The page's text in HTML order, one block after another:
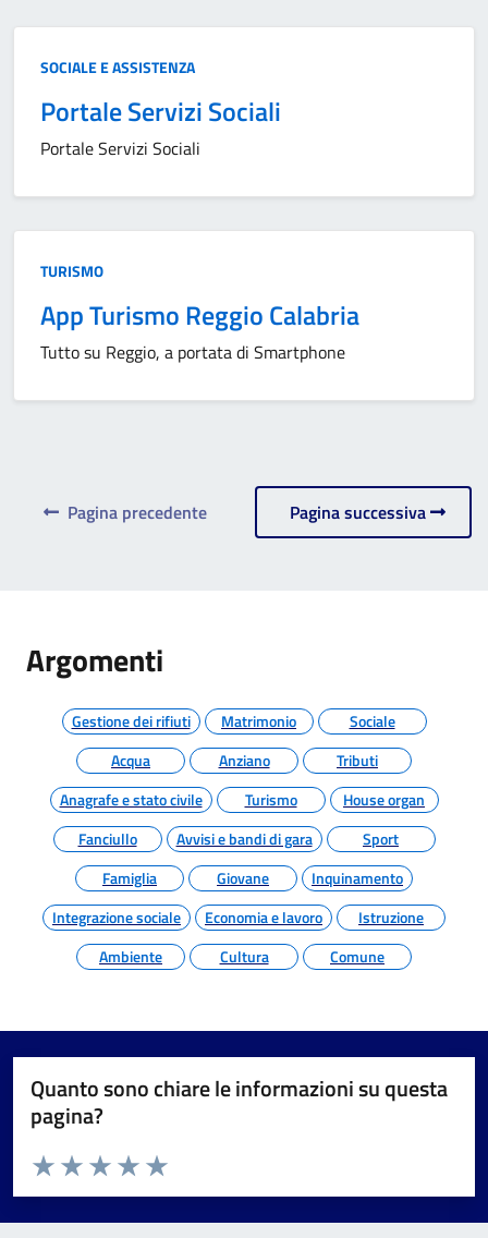
Categoria:
SOCIALE E ASSISTENZA
Portale Servizi Sociali
Portale Servizi Sociali
Categoria:
TURISMO
App Turismo Reggio Calabria
Tutto su Reggio, a portata di Smartphone
Pagina precedente Pagina successiva
Argomenti
Gestione dei rifiuti Matrimonio
Sociale
Acqua
Anziano
Tributi
Anagrafe e stato civile
Turismo
House organ
Fanciullo
Avvisi e bandi di gara
Sport
Famiglia
Giovane
Inquinamento
Integrazione sociale
Economia e lavoro
Istruzione
Ambiente
Cultura Comune
Quanto sono chiare le informazioni su questa
pagina?
Valuta da 1 a 5 stelle la pagina
Valuta 5 stelle su 5
Valuta 4 stelle su 5
Valuta 3 stelle su 5
Valuta 2 stelle su 5
Valuta 1 stelle su 5